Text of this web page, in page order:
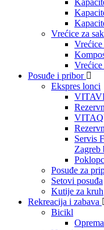
Vrećice za
Vrećice
Posuđe i pribor
Ekspres lonci
Servis
Zagreb
Posuđe za
Setovi posuđa
Kutije za kruh
Rekreacija i zabava
Bicikl